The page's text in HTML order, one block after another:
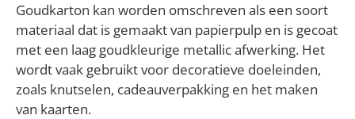
Goudkarton kan worden omschreven als een soort
materiaal dat is gemaakt van papierpulp en is gecoat
met een laag goudkleurige metallic afwerking. Het
wordt vaak gebruikt voor decoratieve doeleinden,
zoals knutselen, cadeauverpakking en het maken
van kaarten.